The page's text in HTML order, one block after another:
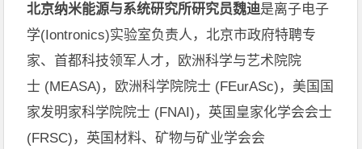
北京纳米能源与系统研究所研究员魏迪是离子电子
学(Iontronics)实验室负责人，北京市政府特聘专
家、首都科技领军人才，欧洲科学与艺术院院
士 (MEASA) ，欧洲科学院院士 (FEurASc) ，美国国
家发明家科学院院士 (FNAI) ，英国皇家化学会会士
(FRSC) ，英国材料、矿物与矿业学会会